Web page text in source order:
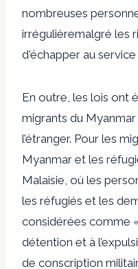
nombreuses
irrégulièremalgré les
d'échapper au
En outre, les lois ont
migrants du
l’étranger. Pour les
Myanmar et les
Malaisie , où les
les réfugiés et les
considérées comme
détention et à
de conscription